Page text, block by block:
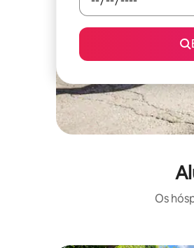
Os